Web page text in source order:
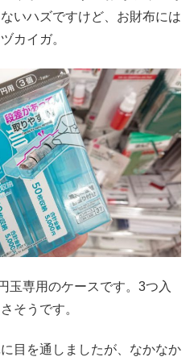
いハズですけど、お財布には
カイガ。
玉専用のケースです。3つ入
そうです。
目を通しましたが、なかなか